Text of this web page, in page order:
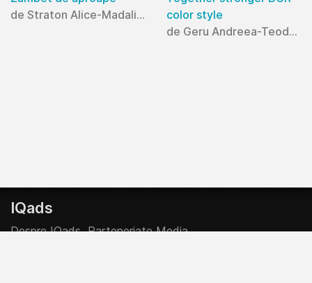
de Straton Alice-Madalina
color style
de Geru Andreea-Teodora
IQads
Despre IQads Parteneriate Media